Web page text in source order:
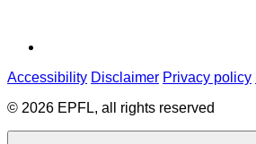
Accessibility Disclaimer Privacy policy
© 2026 EPFL, all rights reserved